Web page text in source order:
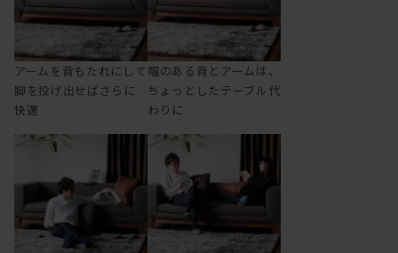
アームを背もたれにして
脚を投げ出せばさらに
快適
幅のある背とアームは、
ちょっとしたテーブル代
わりに